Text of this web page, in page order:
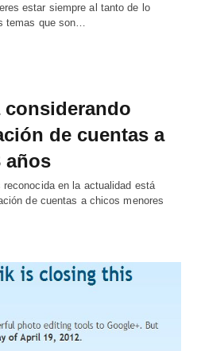
estar siempre al tanto de lo
temas que son…
considerando
de cuentas a
años
en la actualidad está
de cuentas a chicos menores